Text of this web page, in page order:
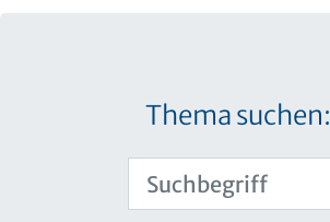
Thema suchen: